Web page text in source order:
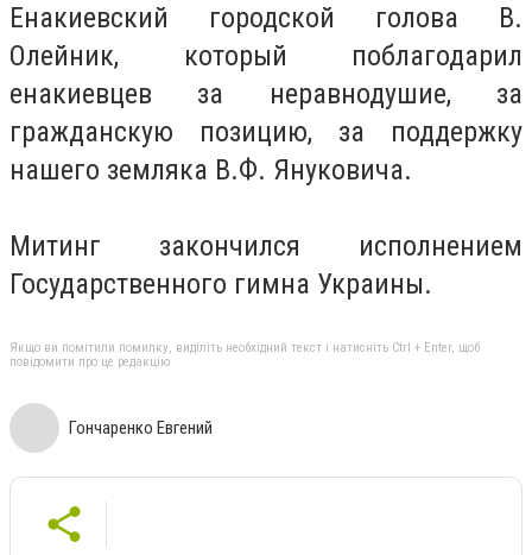
Енакиевский городской голова В.
Олейник, который поблагодарил
енакиевцев за неравнодушие, за
гражданскую позицию, за поддержку
нашего земляка В.Ф. Януковича.
Митинг закончился исполнением
Государственного гимна Украины.
Якщо ви помітили помилку, виділіть необхідний текст і натисніть Ctrl + Enter, щоб
повідомити про це редакцію
Гончаренко Евгений